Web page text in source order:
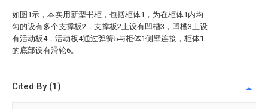
如图1示，本实用新型书柜，包括柜体1，为在柜体1内均
匀的设有多个支撑板2，支撑板2上设有凹槽3，凹槽3上设
有活动板4，活动板4通过弹簧5与柜体1侧壁连接，柜体1
的底部设有滑轮6。
Cited By (1)